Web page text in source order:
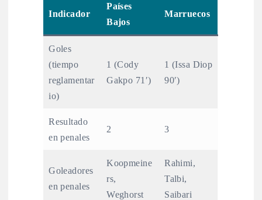
Indicador
Países
Bajos
Marruecos
Goles
(tiempo
reglamentar
io)
1 (Cody
Gakpo 71′)
1 (Issa Diop
90′)
Resultado
en penales
2 3
Goleadores
en penales
Koopmeine
rs,
Weghorst
Rahimi,
Talbi,
Saibari